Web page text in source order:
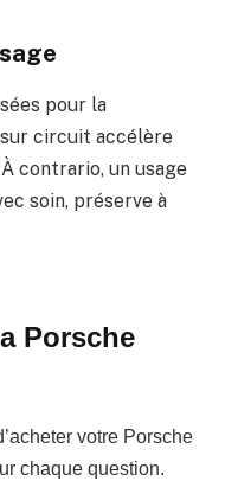
pour la
circuit accélère
contrario, un usage
soin, préserve à
Porsche
votre Porsche
chaque question.